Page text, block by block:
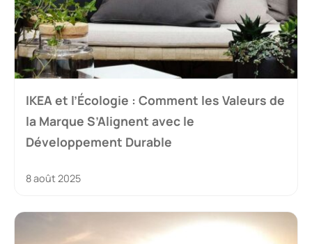
IKEA et l’Écologie : Comment les Valeurs de
la Marque S’Alignent avec le
Développement Durable
8 août 2025